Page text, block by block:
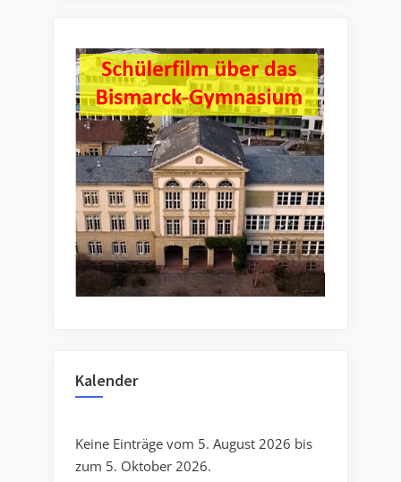
Kalender
Keine Einträge vom 5. August 2026 bis
zum 5. Oktober 2026.